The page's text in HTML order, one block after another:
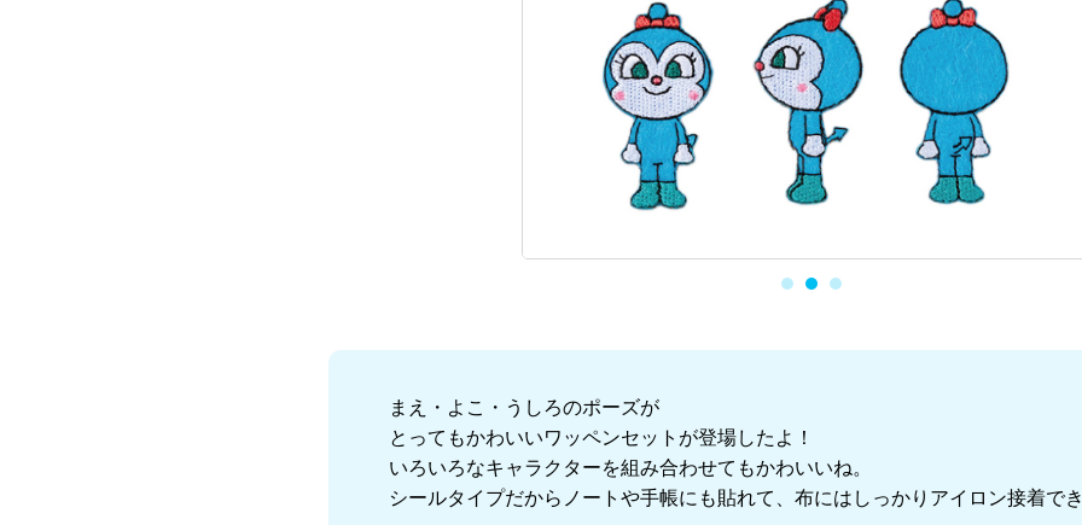
まえ・よこ・うしろのポーズが
とってもかわいいワッペンセットが登場したよ！
いろいろなキャラクターを組み合わせてもかわいいね。
シールタイプだからノートや手帳にも貼れて、布にはしっかりアイロン接着で